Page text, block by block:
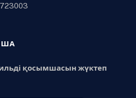
қосымшасын жүктеп